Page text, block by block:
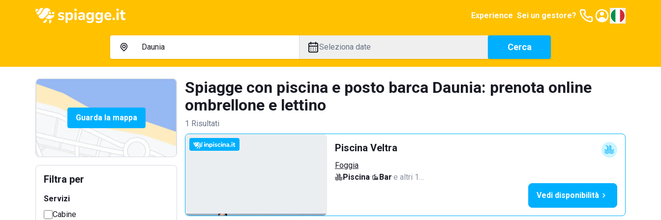
Experience Sei un gestore?
Seleziona date Cerca
Guarda la mappa
Filtra per
Servizi
Cabine
Spiagge con piscina e posto barca Daunia: prenota online
ombrellone e lettino
1 Risultati
Piscina Veltra
Foggia
Piscina· Bar·e altri 1…
Vedi disponibilità